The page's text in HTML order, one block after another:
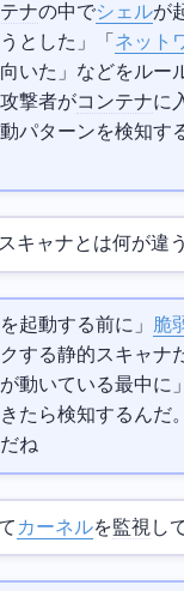
ナの中でシェルが
読もうとした」「 ネット
いた」などをルー
撃者がコンテナに
パターンを検知す
ャナとFalcoは何が違
を起動する前に」 脆
る静的スキャナだよ。
が動いている最中に
たら検知するんだ
ね
カーネルを監視し